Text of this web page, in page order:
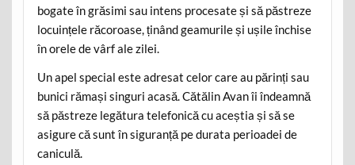
bogate în grăsimi sau intens procesate și să păstreze
locuințele răcoroase, ținând geamurile și ușile închise
în orele de vârf ale zilei.
Un apel special este adresat celor care au părinți sau
bunici rămași singuri acasă. Cătălin Avan îi îndeamnă
să păstreze legătura telefonică cu aceștia și să se
asigure că sunt în siguranță pe durata perioadei de
caniculă.